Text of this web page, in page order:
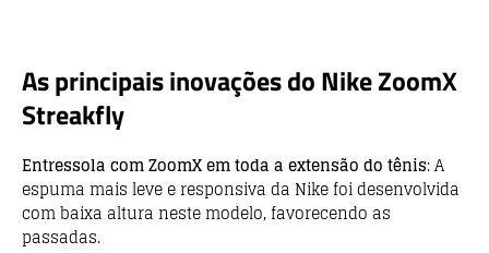
As principais inovações do Nike ZoomX
Streakfly
Entressola com ZoomX em toda a extensão do tênis:A
espuma mais leve e responsiva da Nike foi desenvolvida
com baixa altura neste modelo, favorecendo as
passadas.